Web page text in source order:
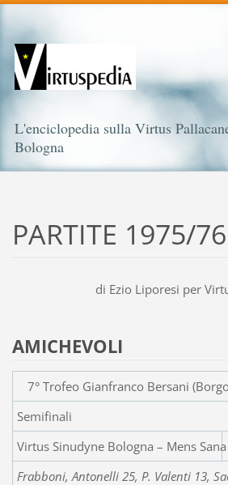
L'enciclopedia sulla Virtus
Bologna
PARTITE 1975/76
di Ezio Liporesi per
AMICHEVOLI
7° Trofeo Gianfranco Bersani
Semifinali
Virtus Sinudyne
Frabboni, Antonelli 25, P. Valenti 13,